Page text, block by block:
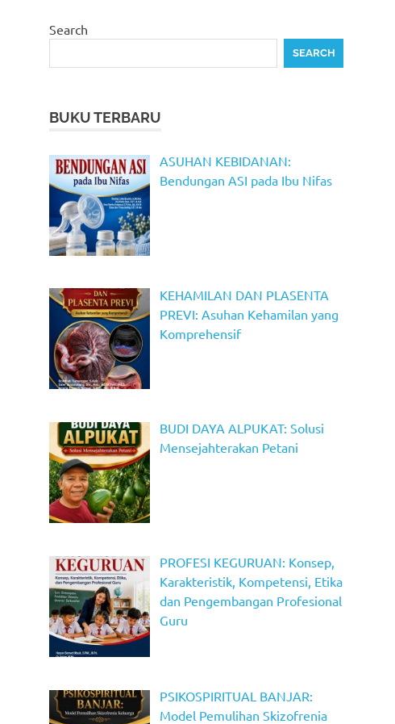
Search
SEARCH
BUKU TERBARU
ASUHAN KEBIDANAN:
Bendungan ASI pada Ibu Nifas
KEHAMILAN DAN PLASENTA
PREVI: Asuhan Kehamilan yang
Komprehensif
BUDI DAYA ALPUKAT: Solusi
Mensejahterakan Petani
PROFESI KEGURUAN: Konsep,
Karakteristik, Kompetensi, Etika
dan Pengembangan Profesional
Guru
PSIKOSPIRITUAL BANJAR:
Model Pemulihan Skizofrenia